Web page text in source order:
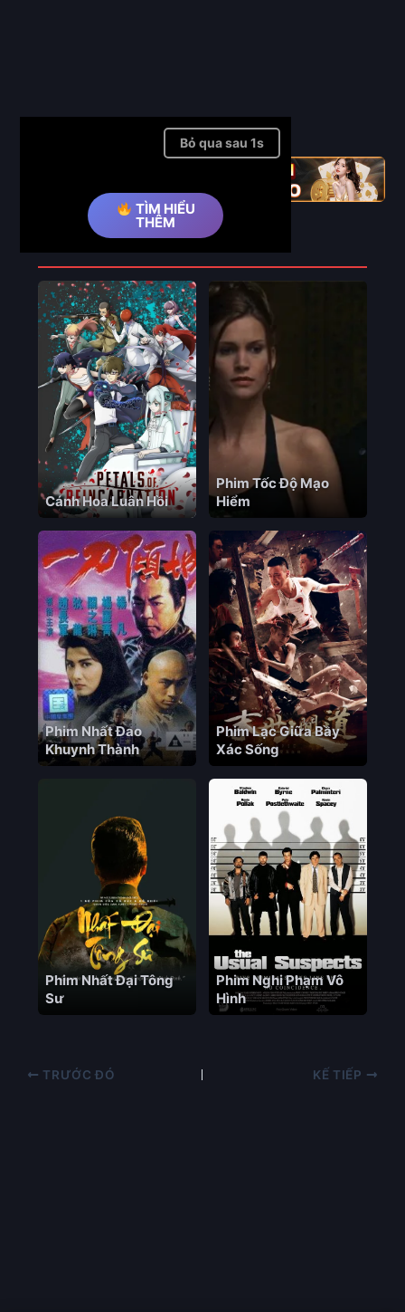
TÌM HIỂU
THÊM
Bỏ qua quảng cáo ➤
Full
Phim Liên Quan
Cánh Hoa Luân Hồi
Phim Tốc Độ Mạo
Hiểm
Phim Nhất Đao
Khuynh Thành
Phim Lạc Giữa Bầy
Xác Sống
Phim Nhất Đại Tông
Sư
Phim Nghi Phạm Vô
Hình
TRƯỚC ĐÓ KẾ TIẾP